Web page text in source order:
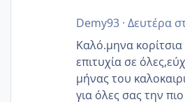
Demy93· Δευτέρα
Καλό.μηνα
επιτυχία σε
μήνας του
για όλες σας την